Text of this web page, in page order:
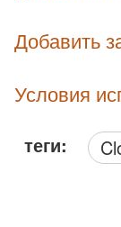
Добавить
Условия
теги: